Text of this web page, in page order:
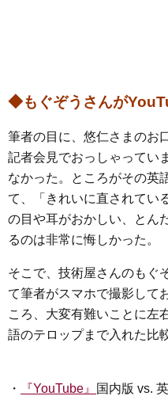
◆もぐぞうさんが
筆者の目に、悠仁さまのお
記者会見でおっしゃってい
なかった。ところがその英
て、「きれいに直されてい
の目や耳がおかしい、とん
るのは非常に悔しかった。
そこで、技術屋さんのもぐ
て筆者がスマホで撮影して
ころ、大変有難いことに左
語のテロップまで入れた比
・ 『YouTube』
国内版 vs.